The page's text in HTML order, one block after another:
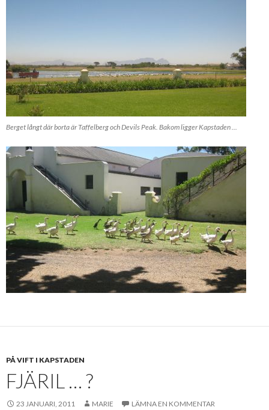
Berget långt där borta är Taffelberg och Devils Peak. Bakom ligger Kapstaden ...
PÅ VIFT I KAPSTADEN
FJÄRIL … ?
23 JANUARI, 2011 MARIE LÄMNA EN KOMMENTAR